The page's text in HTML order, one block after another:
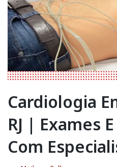
Cardiologia
RJ | Exames
Com